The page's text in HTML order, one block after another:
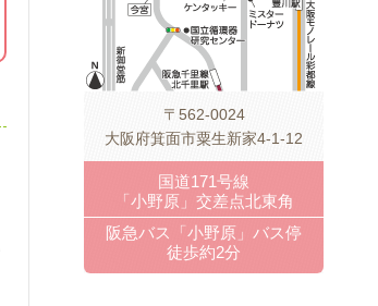
〒562-0024
大阪府箕面市粟生新家4-1-12
国道171号線
「小野原」交差点北東角
阪急バス「小野原」バス停
徒歩約2分